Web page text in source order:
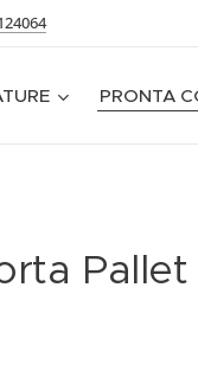
PRONTA